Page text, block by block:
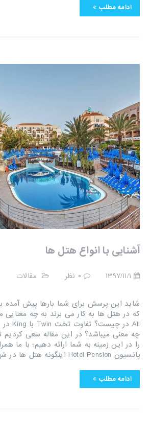
ادامه مطلب
آشنایی با انواع هتل ها
۱۳۹۷/۱۱/۱ ۰ نظر مقالات
شاید این پرسش برای شما بارها پیش آمده
چه معنی میباشد؟ در این مقاله سعی کردیم
را در این زمینه به شما ارائه دهیم؛ با ما
پانسیون Hotel Pension اینگونه هتل ها در شهر واقع شده و ...
ادامه مطلب